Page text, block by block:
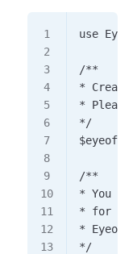
use
/**
*
*
*/
/**
* You
* for
*
*/